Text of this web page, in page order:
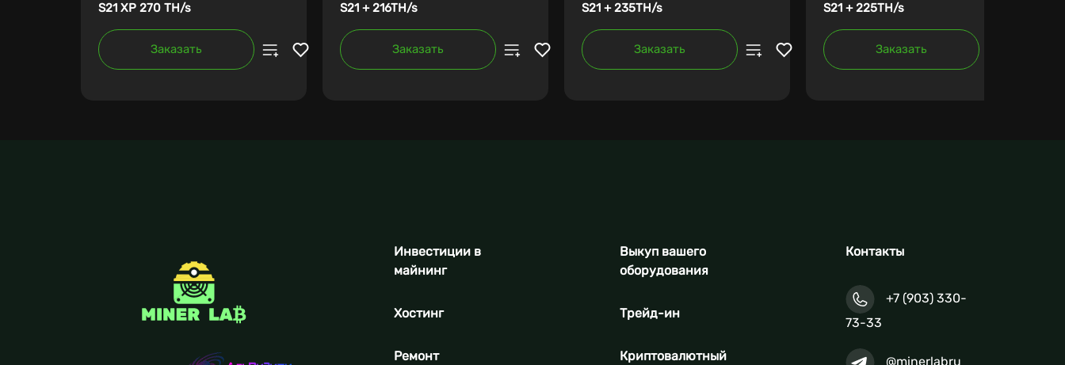
S21 XP 270 TH/s
Заказать
S21 + 216TH/s
Заказать
S21 + 235TH/s
Заказать
S21 + 225TH/s
Заказать
Инвестиции в
майнинг
Хостинг
Ремонт
Выкуп вашего
оборудования
Трейд-ин
Криптовалютный
Контакты
+7 (903) 330-
73-33
@minerlabru